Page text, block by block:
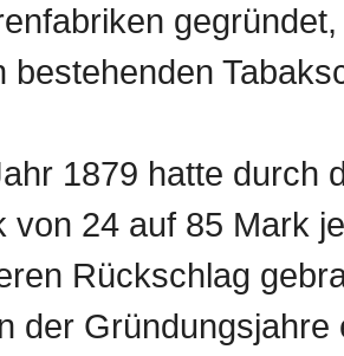
bestehenden
1879 hatte durch
von 24 auf 85 Mark
Rückschlag
der